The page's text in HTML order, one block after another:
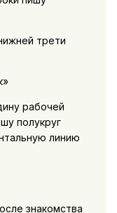
трети
рабочей
полукруг
линию
знакомства